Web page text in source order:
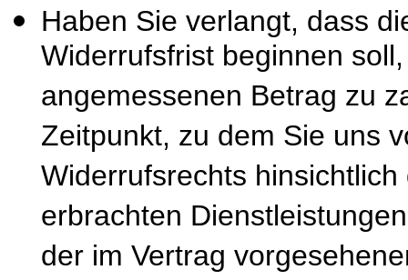
Haben Sie verlangt, dass
Widerrufsfrist beginnen
angemessenen Betrag zu
Zeitpunkt, zu dem Sie uns
Widerrufsrechts
erbrachten
der im Vertrag